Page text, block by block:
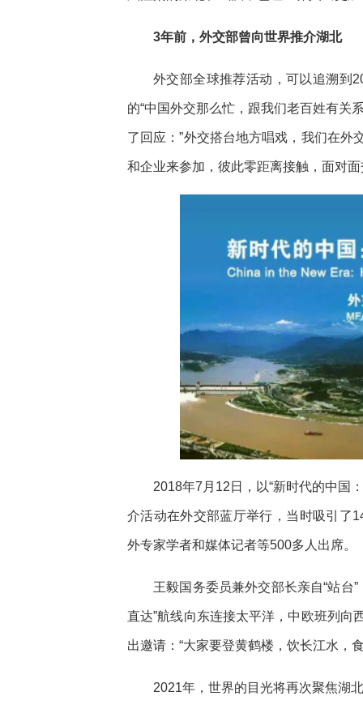
3年前，外交部曾向世界推介湖北
外交部全球推荐活动，可以追溯到
的“中国外交那么忙，跟我们老百姓有关
了回应：”外交搭台地方唱戏，我们在
和企业来参加，彼此零距离接触，面对
2018年7月12日，以“新时代的中国
介活动在外交部蓝厅举行，当时吸引了
外专家学者和媒体记者等500多人出席。
王毅国务委员兼外交部长亲自“站台
直达”航线向东连接太平洋，中欧班列向
出邀请：“大家要登黄鹤楼，饮长江水，
2021年，世界的目光将再次聚焦湖